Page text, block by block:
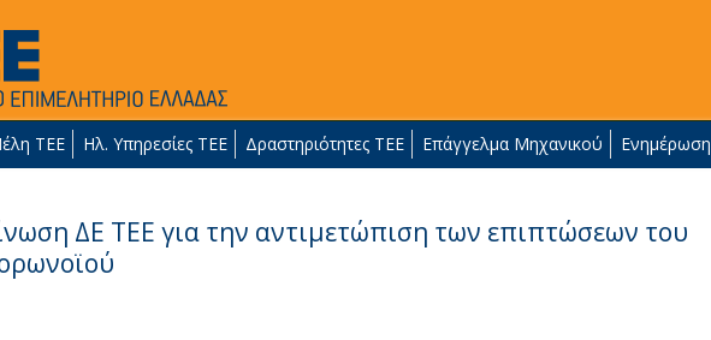
ΤΕΕ Ηλ. Υπηρεσίες ΤΕΕ Δραστηριότητες ΤΕΕ Επάγγελμα Μηχανικού Ενημέρωση
ΔΕ ΤΕΕ για την αντιμετώπιση των επιπτώσεων του